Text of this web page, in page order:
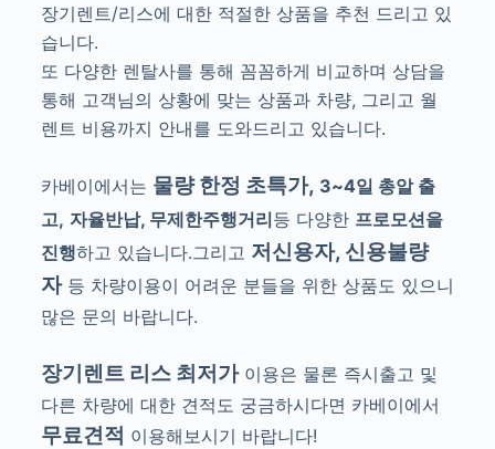
장기렌트/리스에 대한 적절한 상품을 추천 드리고 있
습니다.
또 다양한 렌탈사를 통해 꼼꼼하게 비교하며 상담을
통해 고객님의 상황에 맞는 상품과 차량, 그리고 월
렌트 비용까지 안내를 도와드리고 있습니다.
카베이에서는 물량 한정 초특가, 3~4일 총알 출
고, 자율반납, 무제한주행거리등 다양한 프로모션을
진행하고 있습니다.그리 고 저신용자, 신용불량
자등 차량이용이 어려운 분들을 위한 상품도 있으니
많은 문의 바랍니다.
장기렌트 리스 최저가이용은 물론 즉시출고 및
다른 차량에 대한 견적도 궁금하시다면 카베이에서
무료견적 이용해보시기 바랍니다!